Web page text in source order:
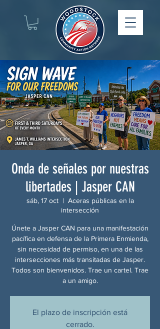
Onda de señales por nuestras
libertades | Jasper CAN
sáb, 17 oct
  |
Aceras públicas en la
intersección
Únete a Jasper CAN para una manifestación
pacífica en defensa de la Primera Enmienda,
sin necesidad de permiso, en una de las
intersecciones más transitadas de Jasper.
Todos son bienvenidos. Trae un cartel. Trae
a un amigo.
El plazo de inscripción está
cerrado.